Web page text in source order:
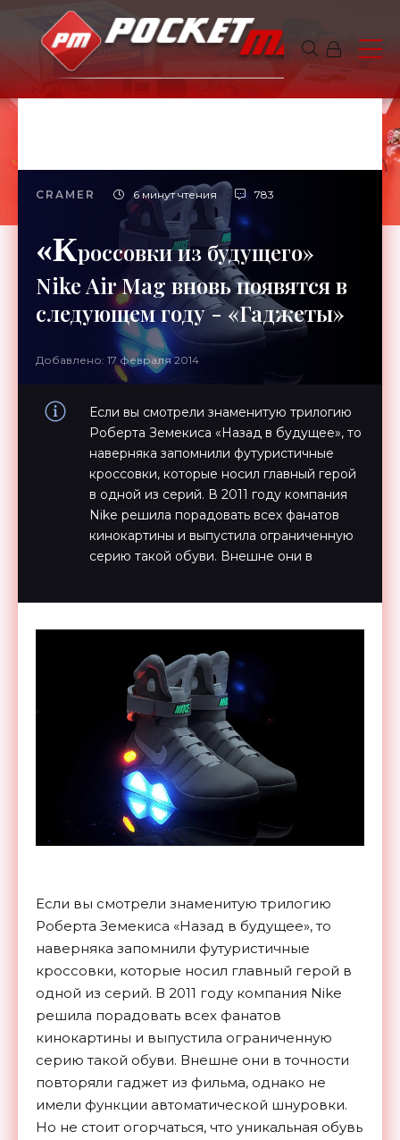
CRAMER 6 минут чтения 783
«Кроссовки из будущего»
Nike Air Mag вновь появятся в
следующем году - «Гаджеты»
Добавлено: 17 февраля 2014
Если вы смотрели знаменитую трилогию
Роберта Земекиса «Назад в будущее», то
наверняка запомнили футуристичные
кроссовки, которые носил главный герой
в одной из серий. В 2011 году компания
Nike решила порадовать всех фанатов
кинокартины и выпустила ограниченную
серию такой обуви. Внешне они в
Если вы смотрели знаменитую трилогию
Роберта Земекиса «Назад в будущее», то
наверняка запомнили футуристичные
кроссовки, которые носил главный герой в
одной из серий. В 2011 году компания Nike
решила порадовать всех фанатов
кинокартины и выпустила ограниченную
серию такой обуви. Внешне они в точности
повторяли гаджет из фильма, однако не
имели функции автоматической шнуровки.
Но не стоит огорчаться, что уникальная обувь